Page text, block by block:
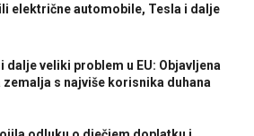
električne automobile, Tesla i dalje
i dalje veliki problem u EU: Objavljena
zemalja s najviše korisnika duhana